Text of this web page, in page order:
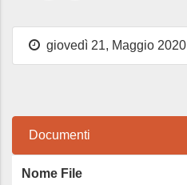
giovedì 21, Maggio 2020
Documenti
Nome File